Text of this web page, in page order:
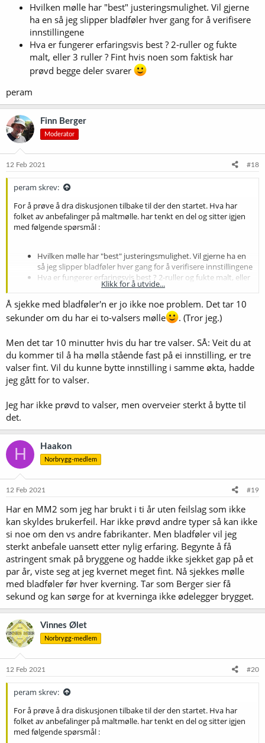
Hvilken mølle har "best" justeringsmulighet. Vil gjerne
ha en så jeg slipper bladføler hver gang for å verifisere
innstillingene
Hva er fungerer erfaringsvis best ? 2-ruller og fukte
malt, eller 3 ruller ? Fint hvis noen som faktisk har
prøvd begge deler svarer
peram
Finn Berger
Moderator
12 Feb 2021 #18
peram skrev:
For å prøve å dra diskusjonen tilbake til der den startet. Hva har
folket av anbefalinger på maltmølle. har tenkt en del og sitter igjen
med følgende spørsmål :
Hvilken mølle har "best" justeringsmulighet. Vil gjerne ha en
så jeg slipper bladføler hver gang for å verifisere innstillingene
Hva er fungerer erfaringsvis best ? 2-ruller og fukte malt, eller
3 ruller ? Fint hvis noen som faktisk har prøvd begge deler
svarer
peram
Klikk for å utvide...
Å sjekke med bladføler'n er jo ikke noe problem. Det tar 10
sekunder om du har ei to-valsers mølle
. (Tror jeg.)
Men det tar 10 minutter hvis du har tre valser. SÅ: Veit du at
du kommer til å ha mølla stående fast på ei innstilling, er tre
valser fint. Vil du kunne bytte innstilling i samme økta, hadde
jeg gått for to valser.
Jeg har ikke prøvd to valser, men overveier sterkt å bytte til
det.
H Haakon
Norbrygg-medlem
12 Feb 2021 #19
Har en MM2 som jeg har brukt i ti år uten feilslag som ikke
kan skyldes brukerfeil. Har ikke prøvd andre typer så kan ikke
si noe om den vs andre fabrikanter. Men bladføler vil jeg
sterkt anbefale uansett etter nylig erfaring. Begynte å få
astringent smak på bryggene og hadde ikke sjekket gap på et
par år, viste seg at jeg kvernet meget fint. Nå sjekkes mølle
med bladføler før hver kverning. Tar som Berger sier få
sekund og kan sørge for at kverninga ikke ødelegger brygget.
Vinnes Ølet
Norbrygg-medlem
12 Feb 2021 #20
peram skrev:
For å prøve å dra diskusjonen tilbake til der den startet. Hva har
folket av anbefalinger på maltmølle. har tenkt en del og sitter igjen
med følgende spørsmål :